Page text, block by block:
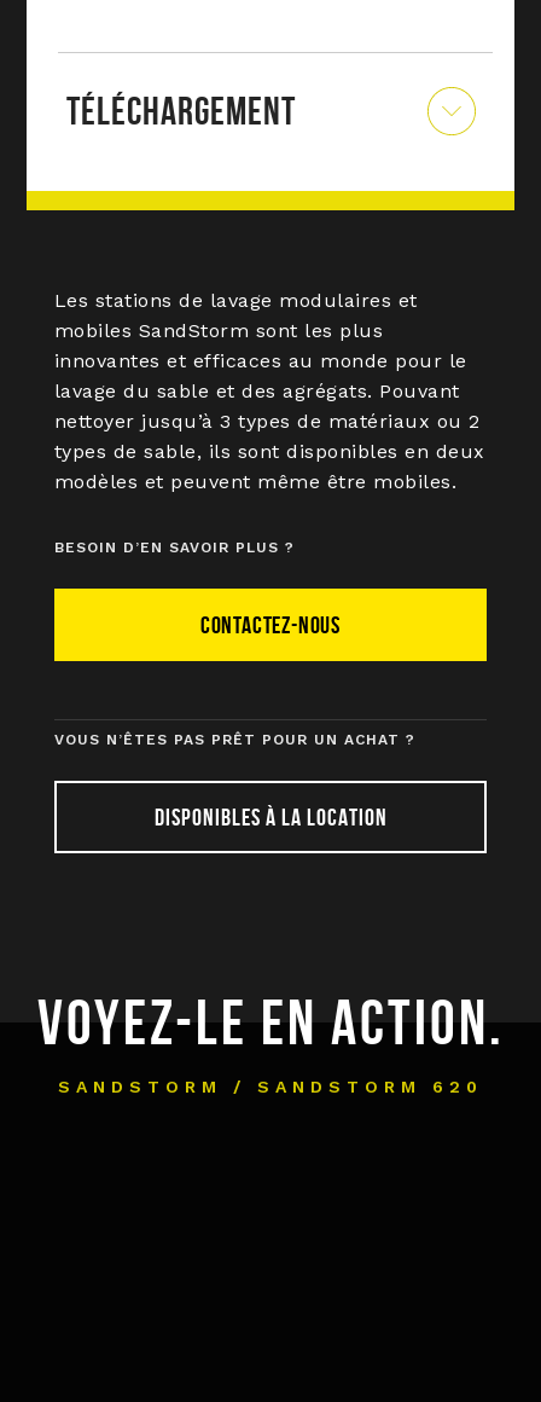
TÉLÉCHARGEMENT
Les stations de lavage modulaires et
mobiles SandStorm sont les plus
innovantes et efficaces au monde pour le
lavage du sable et des agrégats. Pouvant
nettoyer jusqu’à 3 types de matériaux ou 2
types de sable, ils sont disponibles en deux
modèles et peuvent même être mobiles.
BESOIN D’EN SAVOIR PLUS ?
CONTACTEZ-NOUS
VOUS N’ÊTES PAS PRÊT POUR UN ACHAT ?
DISPONIBLES À LA LOCATION
VOYEZ-LE EN ACTION.
SANDSTORM / SANDSTORM 620